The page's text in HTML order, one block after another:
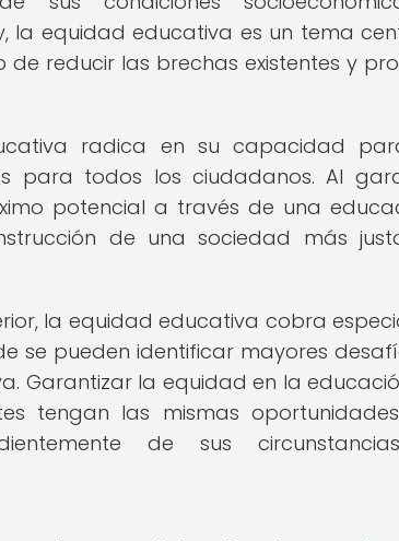
la equidad educativa es un tema
reducir las brechas existentes y
radica en su capacidad
para todos los ciudadanos. Al
potencial a través de una
de una sociedad más
la equidad educativa cobra
se pueden identificar mayores
Garantizar la equidad en la
tengan las mismas
de sus